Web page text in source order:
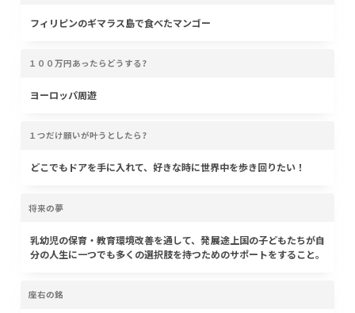
フィリピンのギマラス島で食べたマンゴー
１００万円あったらどうする?
ヨーロッパ周遊
１つだけ願いが叶うとしたら?
どこでもドアを手に入れて、好きな時に世界中を歩き回りたい！
将来の夢
乳幼児の保育・教育環境改善を通して、発展途上国の子どもたちが自
分の人生に一つでも多くの選択肢を持つためのサポートをすること。
座右の銘